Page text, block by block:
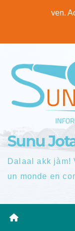
ven.
Sunu
Dalaal akk jàm!
un monde en